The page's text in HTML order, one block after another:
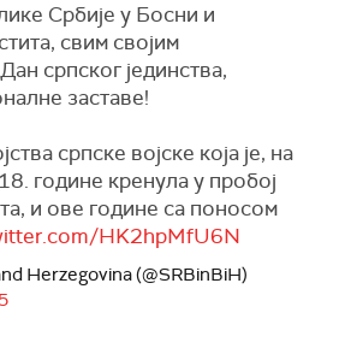
Србије у Босни и
свим својим
српског јединства,
заставе!
српске војске која је, на
године кренула у пробој
и ове године са поносом
HK2hpMfU6N
Herzegovina (@SRBinBiH)